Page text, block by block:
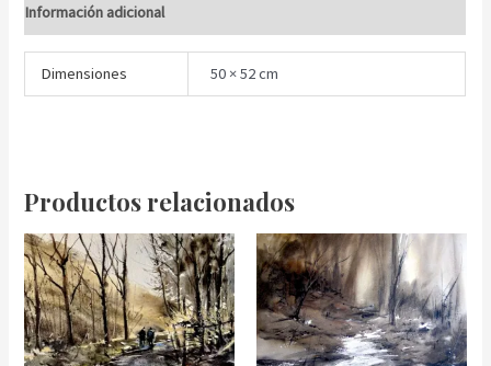
Información adicional
Dimensiones 50 × 52 cm
Productos relacionados